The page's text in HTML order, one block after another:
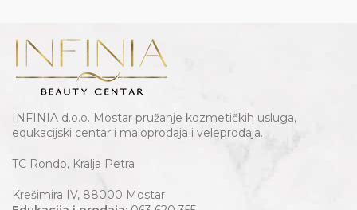
INFINIA d.o.o. Mostar pružanje kozmetičkih usluga,
edukacijski centar i maloprodaja i veleprodaja.
TC Rondo, Kralja Petra
Krešimira IV, 88000 Mostar